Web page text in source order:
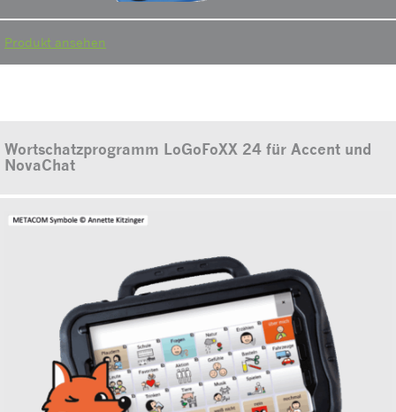
Produkt ansehen
Wortschatzprogramm LoGoFoXX 24 für Accent und
NovaChat